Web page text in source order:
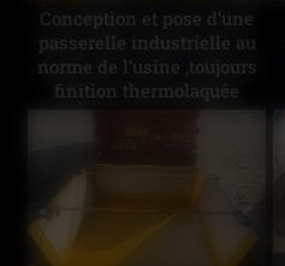
Conception et pose d’une
passerelle industrielle au
norme de l’usine ,toujours
finition thermolaquée
Secteur le havre.